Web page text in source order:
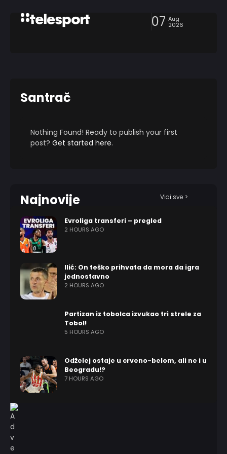
07 Aug
2026
Santrač
Nothing Found! Ready to publish your first
post? Get started here.
Najnovije Vidi sve >
Evroliga transferi – pregled
2 HOURS AGO
Ilić: On teško prihvata da mora da igra
jednostavno
2 HOURS AGO
Partizan iz tobolca izvukao tri strele za
Tobol!
5 HOURS AGO
Odželej ostaje u crveno-belom, ali ne i u
Beogradu!?
7 HOURS AGO